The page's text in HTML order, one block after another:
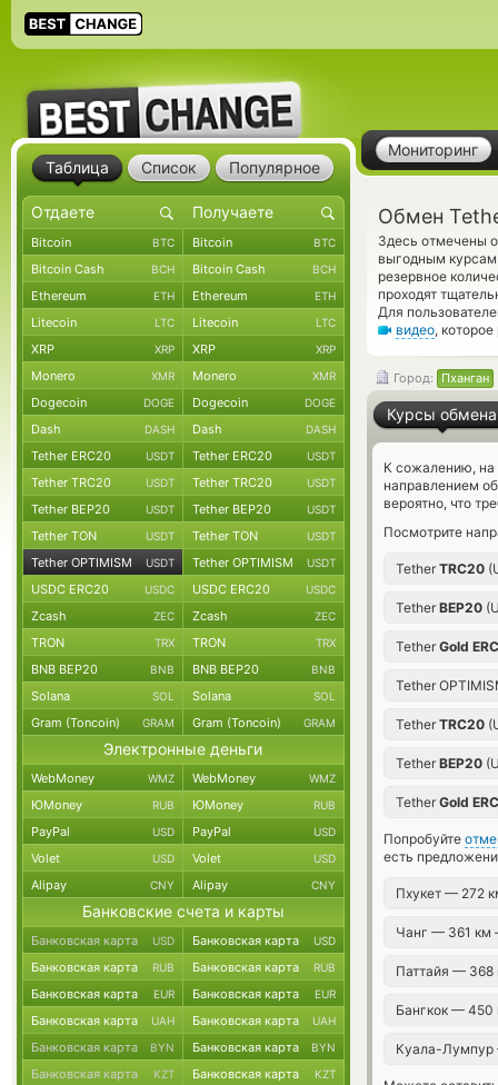
Мониторинг
Обмен
Здесь отмечены
выгодным
резервное
проходят
Для
видео,
Город: Пханган
Курсы обмена
К сожалению, на
направлением
вероятно, что
Посмотрите
Tether TRC20
Tether BEP20
Tether Gold
Tether
Tether TRC20
Tether BEP20
Tether Gold
Попробуйте
есть
Пхукет — 272
Чанг — 361
Паттайя —
Бангкок —
Куала-
Таблица Список Популярное
Bitcoin BTC Bitcoin BTC
Bitcoin Cash BCH Bitcoin Cash BCH
Ethereum ETH Ethereum ETH
Litecoin LTC Litecoin LTC
XRP XRP XRP XRP
Monero XMR Monero XMR
Dogecoin DOGE Dogecoin DOGE
Dash DASH Dash DASH
Tether ERC20 USDT Tether ERC20 USDT
Tether TRC20 USDT Tether TRC20 USDT
Tether BEP20 USDT Tether BEP20 USDT
Tether TON USDT Tether TON USDT
Tether OPTIMISM USDT Tether OPTIMISM USDT
USDC ERC20 USDC USDC ERC20 USDC
Zcash ZEC Zcash ZEC
TRON TRX TRON TRX
BNB BEP20 BNB BNB BEP20 BNB
Solana SOL Solana SOL
Gram (Toncoin) GRAM Gram (Toncoin) GRAM
Электронные деньги
WebMoney WMZ WebMoney WMZ
ЮMoney RUB ЮMoney RUB
PayPal USD PayPal USD
Volet USD Volet USD
Alipay CNY Alipay CNY
Банковские счета и карты
Банковская карта USD Банковская карта USD
Банковская карта RUB Банковская карта RUB
Банковская карта EUR Банковская карта EUR
Банковская карта UAH Банковская карта UAH
Банковская карта BYN Банковская карта BYN
Банковская карта KZT Банковская карта KZT